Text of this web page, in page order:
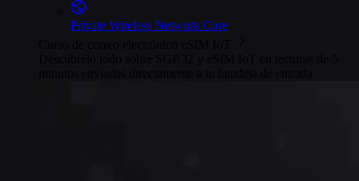
Private Wireless Network Core